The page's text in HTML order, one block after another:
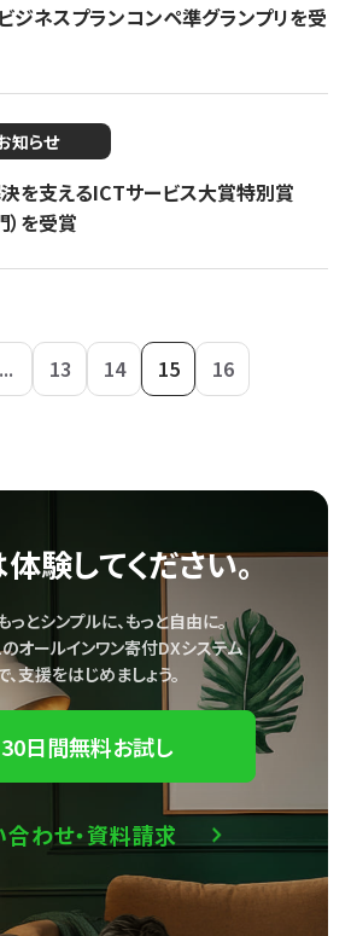
ジネスプランコンペ準グランプリを受
知らせ
を支えるICTサービス大賞特別賞
）を受賞
... 13 14 15 16
験してください。
っとシンプルに、もっと自由に。
オールインワン寄付DXシステム
、支援をはじめましょう。
30日間無料お試し
わせ・資料請求